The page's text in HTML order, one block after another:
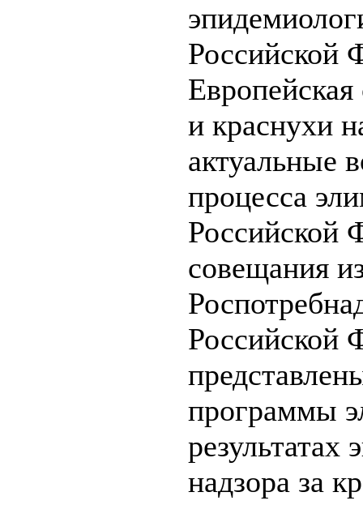
Российской
и краснухи
актуальные
процесса
Российской
совещания
Российской
программы
результатах
надзора за